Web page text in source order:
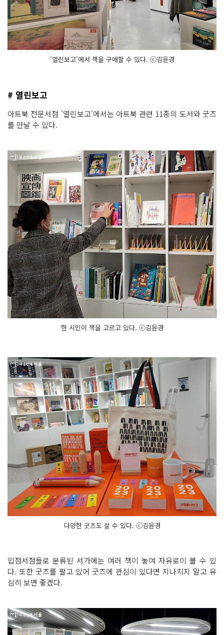
'열린보고'에서 책을 구매할 수 있다. ⓒ김윤경
# 열린보고
아트북 전문서점 '열린보고'에서는 아트북 관련 11종의 도서와 굿즈
를 만날 수 있다.
한 시민이 책을 고르고 있다. ⓒ김윤경
다양한 굿즈도 살 수 있다. ⓒ김윤경
입점서점들로 분류된 서가에는 여러 책이 놓여 자유로이 볼 수 있
다. 또한 굿즈를 팔고 있어 굿즈에 관심이 있다면 지나치지 말고 유
심히 보면 좋겠다.